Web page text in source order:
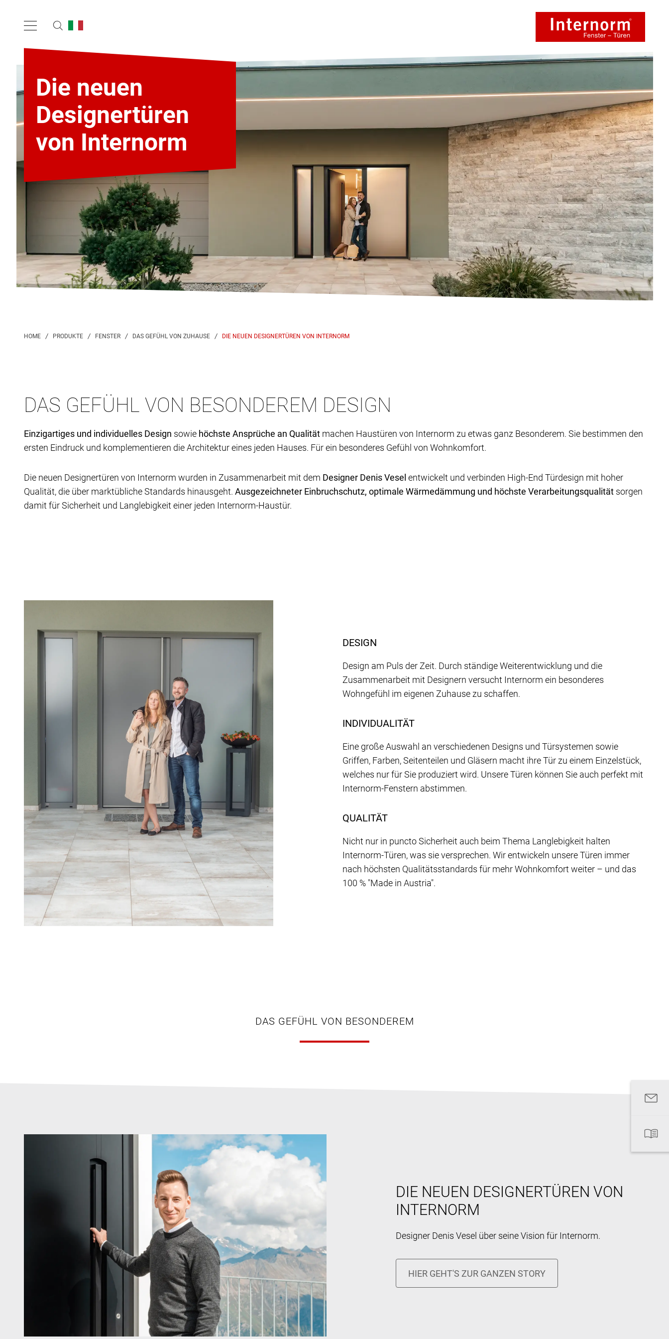
Die neuen
Designertüren
von Internorm
DIE NEUEN DESIGNERTÜREN VON INTERNORM
DAS GEFÜHL VON BESONDEREM DESIGN
Einzigartiges und individuelles Design sowie höchste Ansprüche an Qualität machen Haustüren von Internorm zu etwas ganz Besonderem. Sie bestimmen den
ersten Eindruck und komplementieren die Architektur eines jeden Hauses. Für ein besonderes Gefühl von Wohnkomfort.
Die neuen Designertüren von Internorm wurden in Zusammenarbeit mit dem Designer Denis Vesel entwickelt und verbinden High-End Türdesign mit hoher
Qualität, die über marktübliche Standards hinausgeht. Ausgezeichneter Einbruchschutz, optimale Wärmedämmung und höchste Verarbeitungsqualität sorgen
damit für Sicherheit und Langlebigkeit einer jeden Internorm-Haustür.
DESIGN
Design am Puls der Zeit. Durch ständige Weiterentwicklung und die
Zusammenarbeit mit Designern versucht Internorm ein besonderes
Wohngefühl im eigenen Zuhause zu schaffen.
INDIVIDUALITÄT
Eine große Auswahl an verschiedenen Designs und Türsystemen sowie
Griffen, Farben, Seitenteilen und Gläsern macht ihre Tür zu einem Einzelstück,
welches nur für Sie produziert wird. Unsere Türen können Sie auch perfekt mit
Internorm-Fenstern abstimmen.
QUALITÄT
Nicht nur in puncto Sicherheit auch beim Thema Langlebigkeit halten
Internorm-Türen, was sie versprechen. Wir entwickeln unsere Türen immer
nach höchsten Qualitätsstandards für mehr Wohnkomfort weiter – und das
100 % "Made in Austria".
DAS GEFÜHL VON BESONDEREM
DIE NEUEN DESIGNERTÜREN VON
INTERNORM
Designer Denis Vesel über seine Vision für Internorm.